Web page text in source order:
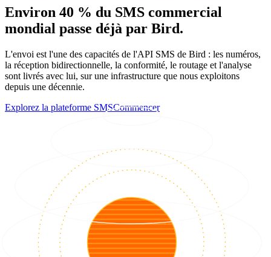
Environ 40 % du SMS commercial
mondial passe déjà par Bird.
L'envoi est l'une des capacités de l'API SMS de Bird : les numéros,
la réception bidirectionnelle, la conformité, le routage et l'analyse
sont livrés avec lui, sur une infrastructure que nous exploitons
depuis une décennie.
Explorez la plateforme SMSCommencer